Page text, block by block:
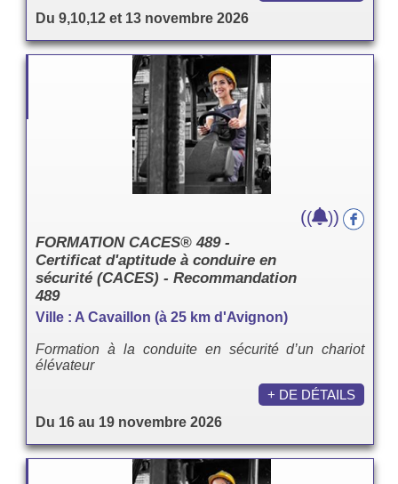
Du 9,10,12 et 13 novembre 2026
FORMATION CACES® 489 -
Certificat d'aptitude à conduire en
sécurité (CACES) - Recommandation
489
Ville : A Cavaillon (à 25 km d'Avignon)
Formation à la conduite en sécurité d’un chariot
élévateur
Du 16 au 19 novembre 2026
(( ))
+ DE DÉTAILS